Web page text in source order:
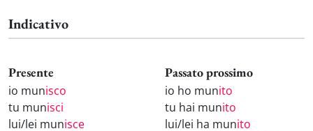
Indicativo
Presente
io munisco
tu munisci
lui/lei munisce
Passato prossimo
io ho munito
tu hai munito
lui/lei ha munito